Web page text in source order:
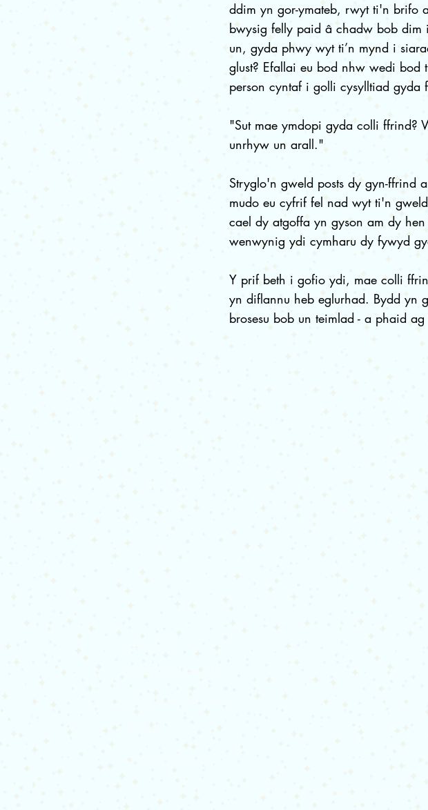
ddim yn gor-ymateb, rwyt ti'n brifo
bwysig felly paid â chadw bob
un, gyda phwy wyt ti’n mynd i
glust? Efallai eu bod nhw wedi
person cyntaf i golli cysylltiad
"Sut mae ymdopi gyda colli ffrind?
unrhyw un arall."
Stryglo'n gweld posts dy gyn-ffrind
mudo eu cyfrif fel nad wyt ti'n
cael dy atgoffa yn gyson am dy
wenwynig ydi cymharu dy fywyd
Y prif beth i gofio ydi, mae colli
yn diflannu heb eglurhad. Bydd yn
brosesu bob un teimlad - a phaid